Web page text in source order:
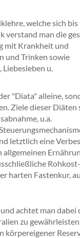
welche sich bis
verstand man die
mit Krankheit und
und Trinken sowie
u.
"Diata" alleine,
Ziele dieser Diäten
u.a.
letztlich eine
harten Fastenkur,
achtet man dabei
zu